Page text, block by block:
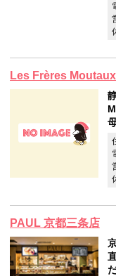
Les Frères Moutaux
PAUL 京都三条店